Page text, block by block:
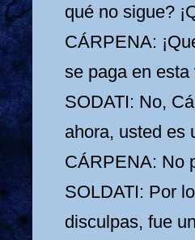
qué no sigue?
CÁRPENA:
se paga en esta
SODATI: No,
ahora, usted es
CÁRPENA: No
SOLDATI: Por
disculpas, fue